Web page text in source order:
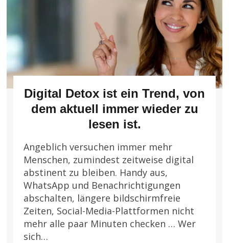
Digital Detox ist ein Trend, von
dem aktuell immer wieder zu
lesen ist.
Angeblich versuchen immer mehr
Menschen, zumindest zeitweise digital
abstinent zu bleiben. Handy aus,
WhatsApp und Benachrichtigungen
abschalten, längere bildschirmfreie
Zeiten, Social-Media-Plattformen nicht
mehr alle paar Minuten checken … Wer
sich…